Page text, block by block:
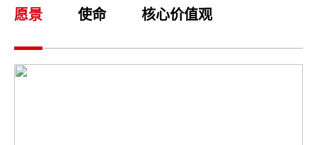
愿景 使命 核心价值观